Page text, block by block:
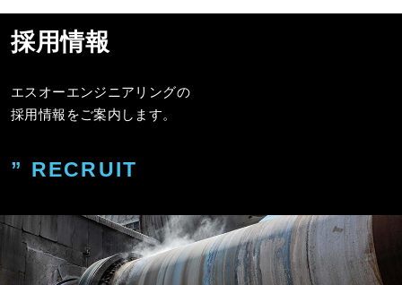
採用情報
エスオーエンジニアリングの
採用情報をご案内します。
” RECRUIT